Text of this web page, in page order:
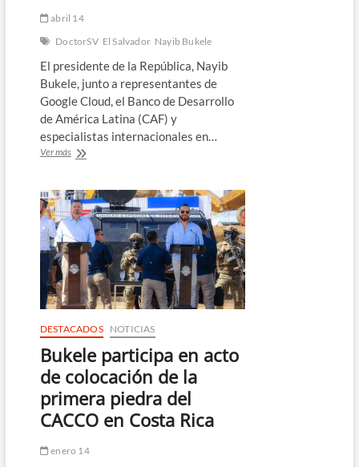
abril 14
DoctorSV El Salvador Nayib Bukele
El presidente de la República, Nayib
Bukele, junto a representantes de
Google Cloud, el Banco de Desarrollo
de América Latina (CAF) y
especialistas internacionales en…
Ver másDoctorSV
Etapa
2
con
IA
para
fortalecer
atención
enfermedades
crónicas
en
El
Salvador
DESTACADOS NOTICIAS
Bukele participa en acto
de colocación de la
primera piedra del
CACCO en Costa Rica
enero 14